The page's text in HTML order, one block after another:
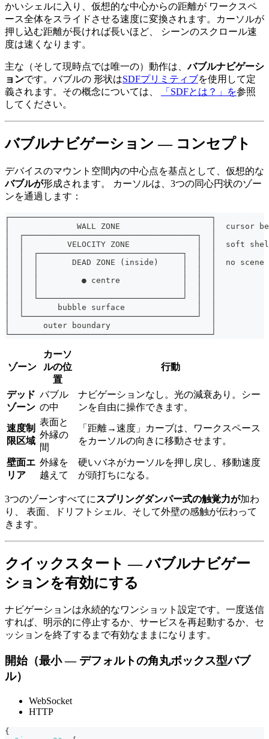
かいシェルに入り、仮想的な中心からの距離が ワークスペ
ース全体をスライドさせる速度に変換されます。カーソルが
押し込む距離が長ければ長いほど、 シーンのスクロール速
度は速くなります。
主な（そして現時点では唯一の）動作は、バブルナビゲーシ
ョンです。バブルの 形状はSDFプリミティブを使用して定
義されます。その概念については、
「SDFとは？」を参照
してください。
バブルナビゲーション — コンセプト
デバイスのマウント空間内の中心点を基点として、仮想的な
バブルが形成されます。 カーソルは、3つの同心円状のゾー
ンを通過します：
┌──────────────────────────────────────────┐
│              WALL ZONE                   │  cursor
│  ┌────────────────────────────────────┐  │
│  │         VELOCITY ZONE              │  │  soft shell
│  │  ┌──────────────────────────────┐  │  │
│  │  │       DEAD ZONE (inside)     │  │  │  no scene
│  │  │         ● centre             │  │  │
│  │  └──────────────────────────────┘  │  │
│  │       bubble surface               │  │
│  └────────────────────────────────────┘  │
│       outer boundary                     │
└──────────────────────────────────────────┘
ゾーン
カーソ
ルの位
置
行動
デッド
ゾーン
バブル
の中
ナビゲーションなし。光の減衰あり。シー
ンを自由に操作できます。
速度制
限区域
表面と
外縁の
間
「距離→速度」カーブは、ワークスペース
をカーソルの向きに移動させます。
壁面エ
リア
外縁を
越えて
硬いバネがカーソルを押し戻し、移動速度
が頭打ちになる。
3つのゾーンすべてに スプリングダンパー式の触覚力が加わ
り、 表面、ドリフトシェル、そして外壁の感触が伝わって
きます。
クイックスタート — バブルナビゲー
ションを有効にする
ナビゲーションは永続的なワンショット設定です。一度送信
すれば、明示的に停止するか、サービスを再起動するか、セ
ッションを終了するまで有効なままになります。
開始（最小 — デフォルトの角丸ボックス型バブ
ル）
WebSocket
HTTP
{